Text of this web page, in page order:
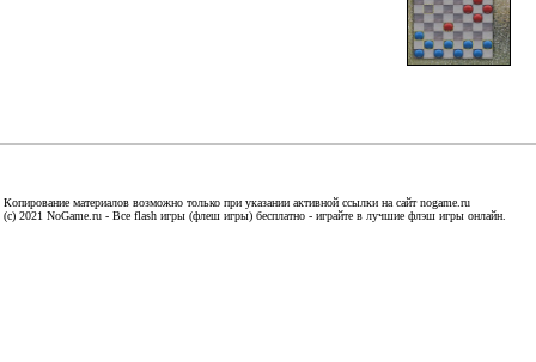
Копирование материалов возможно только при указании активной ссылки на сайт nogame.ru
(c) 2021 NoGame.ru - Все flash игры (флеш игры) бесплатно - играйте в лучшие флэш игры онлайн.